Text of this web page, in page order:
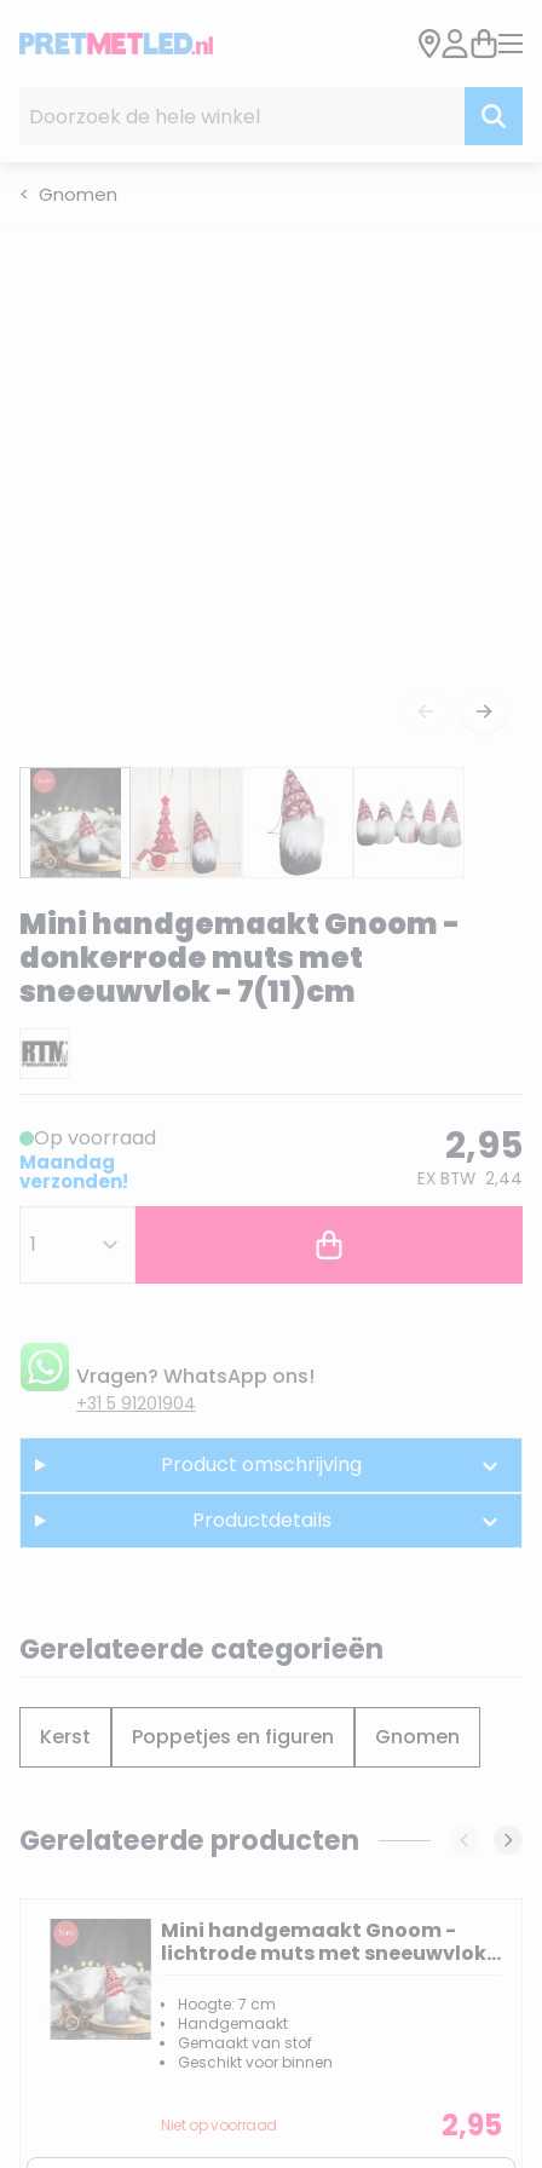
Gnomen
Mini handgemaakt Gnoom -
donkerrode muts met
sneeuwvlok - 7(11)cm
Op voorraad
Maandag
verzonden!
2,95
EX BTW 2,44
Vragen? WhatsApp ons!
+31 5 91201904
Product omschrijving
Productdetails
Gerelateerde categorieën
Kerst Poppetjes en figuren Gnomen
Navigating through the elements of the carousel is
Press to skip carousel
Gerelateerde producten
Mini handgemaakt Gnoom -
lichtrode muts met sneeuwvlok -
Hoogte: 7 cm
Handgemaakt
Gemaakt van stof
Geschikt voor binnen
Niet op voorraad 2,95